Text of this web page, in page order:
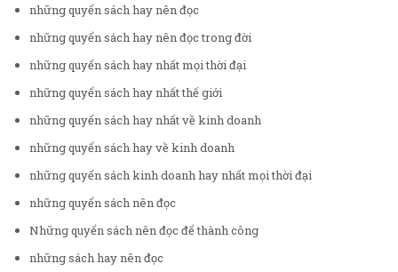
những quyển sách hay nên đọc
những quyển sách hay nên đọc trong đời
những quyển sách hay nhất mọi thời đại
những quyển sách hay nhất thế giới
những quyển sách hay nhất về kinh doanh
những quyển sách hay về kinh doanh
những quyển sách kinh doanh hay nhất mọi thời đại
những quyển sách nên đọc
Những quyển sách nên đọc để thành công
những sách hay nên đọc